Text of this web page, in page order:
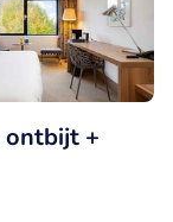
ontbijt +